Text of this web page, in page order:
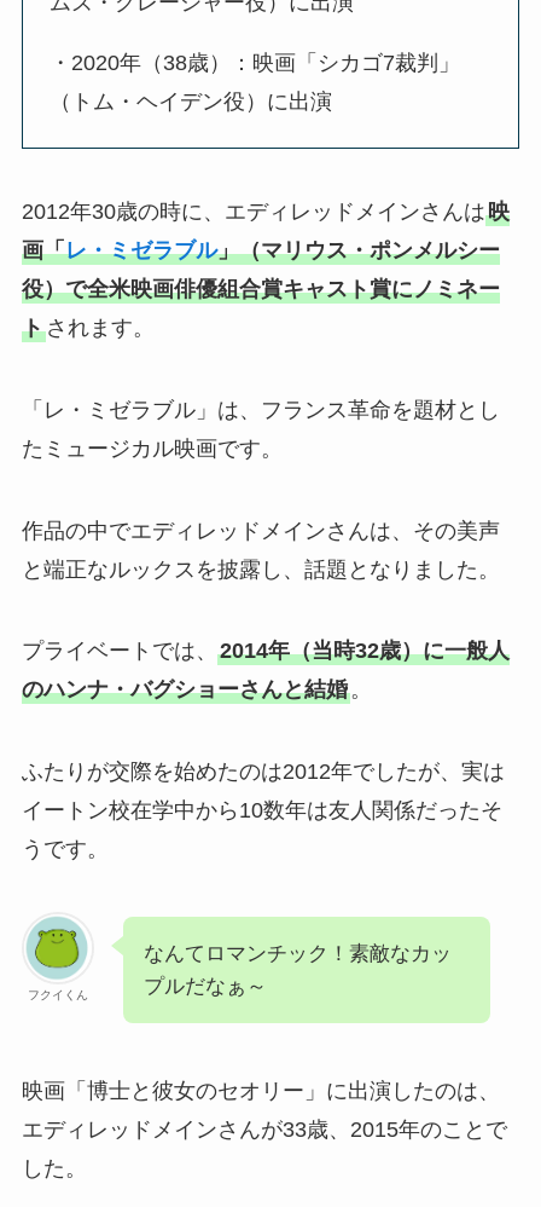
・2020年（38歳）：映画「シカゴ7裁判」
（トム・ヘイデン役）に出演
2012年30歳の時に、エディレッドメインさんは映
画「レ・ミゼラブル」（マリウス・ポンメルシー
役）で全米映画俳優組合賞キャスト賞にノミネー
トされます。
「レ・ミゼラブル」は、フランス革命を題材とし
たミュージカル映画です。
作品の中でエディレッドメインさんは、その美声
と端正なルックスを披露し、話題となりました。
プライベートでは、 2014年（当時32歳）に一般人
のハンナ・バグショーさんと結婚。
ふたりが交際を始めたのは2012年でしたが、実は
イートン校在学中から10数年は友人関係だったそ
うです。
フクイくん
なんてロマンチック！素敵なカッ
プルだなぁ～
映画「博士と彼女のセオリー」に出演したのは、
エディレッドメインさんが33歳、2015年のことで
した。